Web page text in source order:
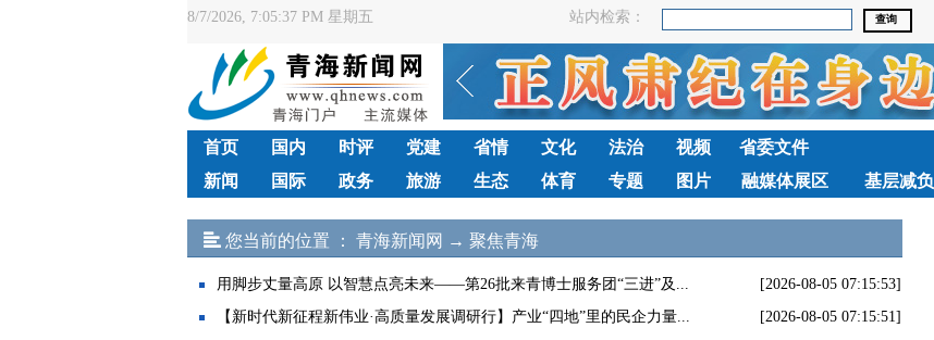
8/7/2026, 7:05:37 PM 星期五 站内检索：
首页 国内 时评 党建 省情 文化 法治 视频
省委文件
新闻
国际 政务 旅游 生态 体育 专题 图片 融媒体展区 基层减负
您当前的位置 ： 青海新闻网 → 聚焦青海
用脚步丈量高原 以智慧点亮未来——第26批来青博士服务团“三进”及...
[2026-08-05 07:15:53]
【新时代新征程新伟业·高质量发展调研行】产业“四地”里的民企力量...
[2026-08-05 07:15:51]